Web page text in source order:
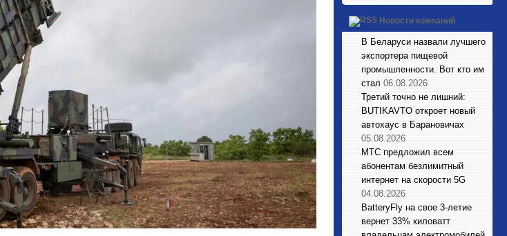
Новости компаний
В Беларуси назвали лучшего
экспортера пищевой
промышленности. Вот кто им
стал 06.08.2026
Третий точно не лишний:
BUTIKAVTO откроет новый
автохаус в Барановичах
05.08.2026
МТС предложил всем
абонентам безлимитный
интернет на скорости 5G
04.08.2026
BatteryFly на свое 3-летие
вернет 33% киловатт